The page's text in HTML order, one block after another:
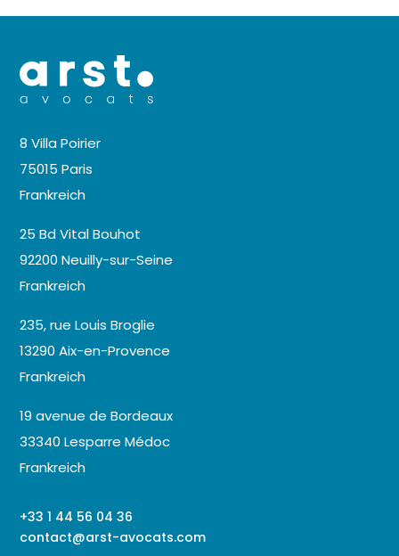
8 Villa Poirier
75015 Paris
Frankreich
25 Bd Vital Bouhot
92200 Neuilly-sur-Seine
Frankreich
235, rue Louis Broglie
13290 Aix-en-Provence
Frankreich
19 avenue de Bordeaux
33340 Lesparre Médoc
Frankreich
+33 1 44 56 04 36
contact@arst-avocats.com